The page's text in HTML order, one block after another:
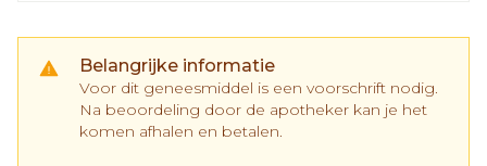
Belangrijke informatie
Voor dit geneesmiddel is een voorschrift nodig.
Na beoordeling door de apotheker kan je het
komen afhalen en betalen.